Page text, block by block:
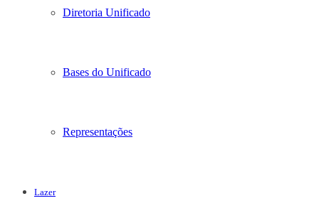
Diretoria Unificado
Bases do Unificado
Representações
Lazer